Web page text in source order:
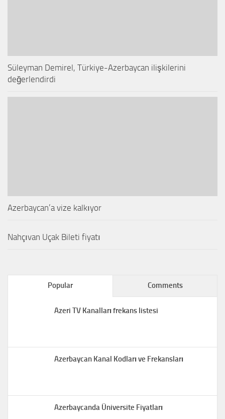
Süleyman Demirel, Türkiye-Azerbaycan ilişkilerini
değerlendirdi
Azerbaycan’a vize kalkıyor
Nahçıvan Uçak Bileti fiyatı
Popular Comments
Azeri TV Kanalları frekans listesi
Azerbaycan Kanal Kodları ve Frekansları
Azerbaycanda Üniversite Fiyatları